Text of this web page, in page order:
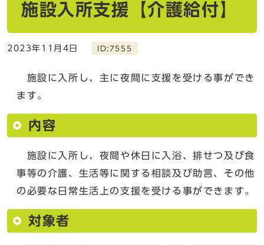
施設入所支援【介護給付】
2023年11月4日 ID:7555
施設に入所し、主に夜間に支援を受ける事ができ
ます。
内容
施設に入所し、夜間や休日に入浴、排せつ及び食
事等の介護、生活等に関する相談及び助言、その他
の必要な日常生活上の支援を受ける事ができます。
対象者